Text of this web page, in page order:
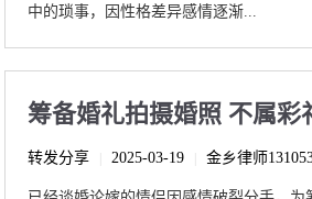
中的琐事，因性格差异感情逐渐...
筹备婚礼拍摄婚照 不属彩
转发分享 2025-03-19 金乡律师